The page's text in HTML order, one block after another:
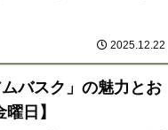
2025.12.22
バスク」の魅力とお
日】